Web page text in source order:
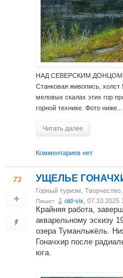
НАД СЕВЕРСКИМ ДОНЦОМ.
Станковая живопись,
меловых скалах этих гор
горной технике. Фото ниже...
Читать далее
Комментариев нет
73 УЩЕЛЬЕ
Горный туризм Творчество
Пишет old-vix , 07.10.2025
Крайняя работа,
акварельному эскизу
озера Туманлыкёль.
Гоначхир после
юга.